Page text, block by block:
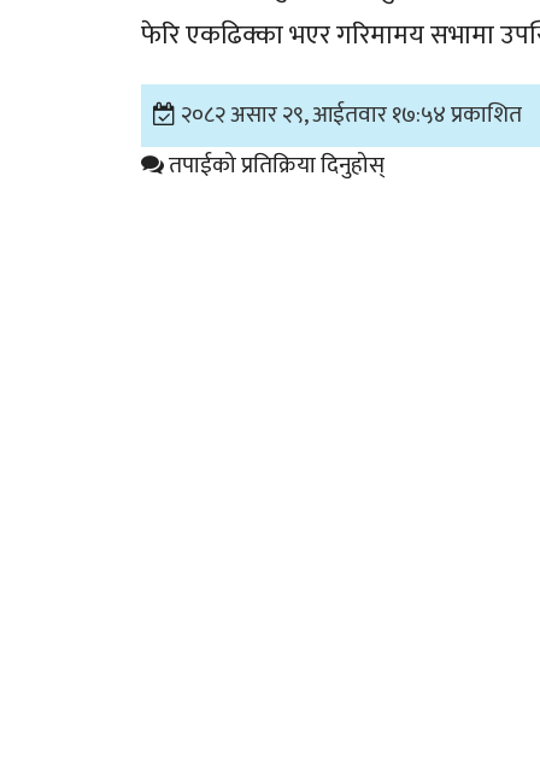
फेरि एकढिक्का भएर गरिमामय सभामा
२०८२ असार २९, आईतवार १७:५४ प्रकाशित
तपाईको प्रतिक्रिया दिनुहोस्